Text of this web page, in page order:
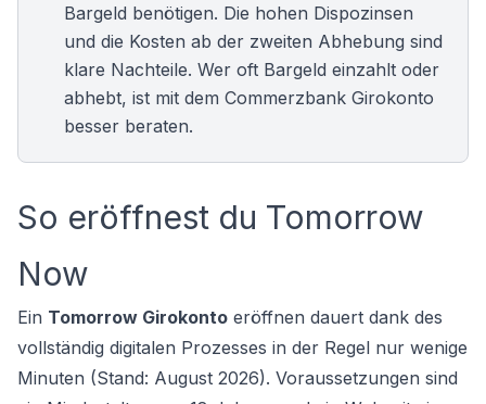
Bargeld benötigen. Die hohen Dispozinsen
und die Kosten ab der zweiten Abhebung sind
klare Nachteile. Wer oft Bargeld einzahlt oder
abhebt, ist mit dem Commerzbank Girokonto
besser beraten.
So eröffnest du Tomorrow
Now
Ein Tomorrow Girokonto eröffnen dauert dank des
vollständig digitalen Prozesses in der Regel nur wenige
Minuten (Stand: August 2026). Voraussetzungen sind